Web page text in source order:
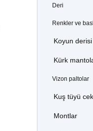
Deri
Renkler ve
Koyun
Kürk
Vizon paltolar
Kuş tüyü
Montlar